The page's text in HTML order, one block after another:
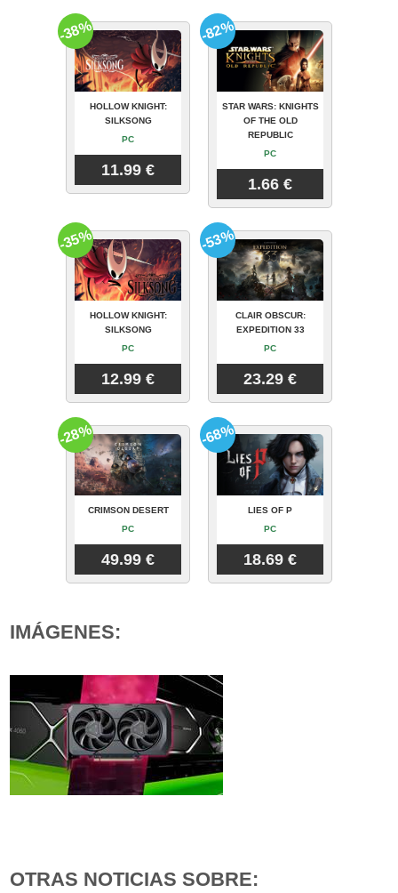
HOLLOW KNIGHT:
SILKSONG
PC
11.99 €
-38%
STAR WARS: KNIGHTS
OF THE OLD
REPUBLIC
PC
1.66 €
-82%
HOLLOW KNIGHT:
SILKSONG
PC
12.99 €
-35%
CLAIR OBSCUR:
EXPEDITION 33
PC
23.29 €
-53%
CRIMSON DESERT
PC
49.99 €
-28%
LIES OF P
PC
18.69 €
-68%
IMÁGENES:
OTRAS NOTICIAS SOBRE: